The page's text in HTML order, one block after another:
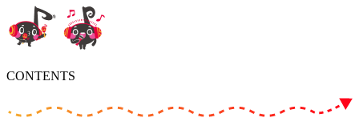
CONTENTS